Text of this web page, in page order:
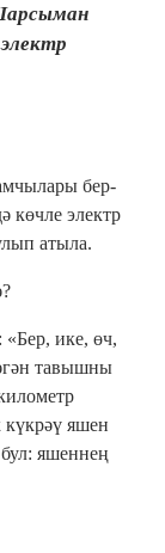
бер-
көчле электр
атыла.
ике, өч,
тавышны
күкрәү яшен
яшеннең